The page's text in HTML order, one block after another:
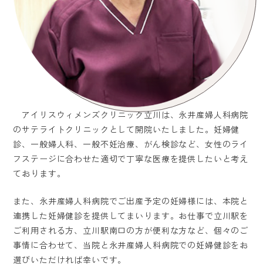
アイリスウィメンズクリニック立川は、永井産婦人科病院
のサテライトクリニックとして開院いたしました。妊婦健
診、一般婦人科、一般不妊治療、がん検診など、女性のライ
フステージに合わせた適切で丁寧な医療を提供したいと考え
ております。
また、永井産婦人科病院でご出産予定の妊婦様には、本院と
連携した妊婦健診を提供してまいります。お仕事で立川駅を
ご利用される方、立川駅南口の方が便利な方など、個々のご
事情に合わせて、当院と永井産婦人科病院での妊婦健診をお
選びいただければ幸いです。
ホーム